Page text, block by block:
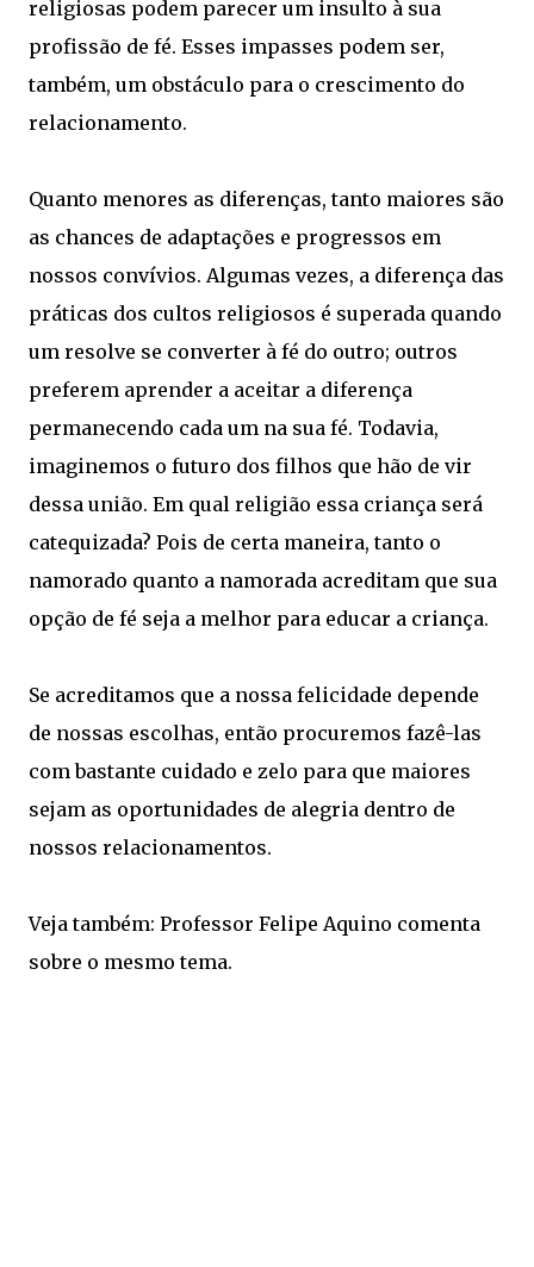
religiosas podem parecer um insulto à sua
profissão de fé. Esses impasses podem ser,
também, um obstáculo para o crescimento do
relacionamento.
Quanto menores as diferenças, tanto maiores são
as chances de adaptações e progressos em
nossos convívios. Algumas vezes, a diferença das
práticas dos cultos religiosos é superada quando
um resolve se converter à fé do outro; outros
preferem aprender a aceitar a diferença
permanecendo cada um na sua fé. Todavia,
imaginemos o futuro dos filhos que hão de vir
dessa união. Em qual religião essa criança será
catequizada? Pois de certa maneira, tanto o
namorado quanto a namorada acreditam que sua
opção de fé seja a melhor para educar a criança.
Se acreditamos que a nossa felicidade depende
de nossas escolhas, então procuremos fazê-las
com bastante cuidado e zelo para que maiores
sejam as oportunidades de alegria dentro de
nossos relacionamentos.
Veja também: Professor Felipe Aquino comenta
sobre o mesmo tema.